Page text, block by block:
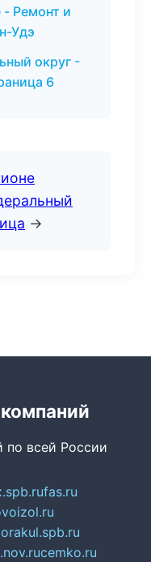
Ремонт и
Удэ
округ -
6
→
по всей России
fas.ru
orakul.spb.ru
cemko.ru